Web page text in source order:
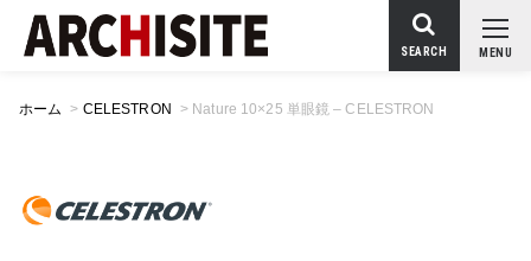
MENU
SEARCH
ホーム > CELESTRON > Nature 10×25 単眼鏡 – CELESTRON